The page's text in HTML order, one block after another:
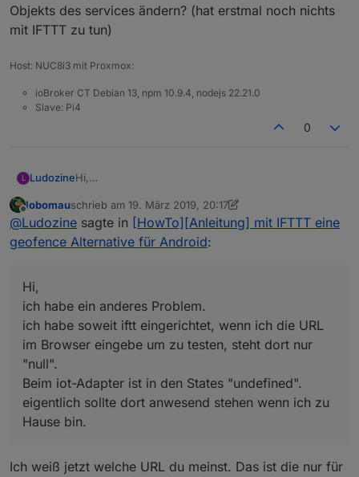
Objekts des services ändern? (hat erstmal noch nichts
mit IFTTT zu tun)
Host: NUC8i3 mit Proxmox:
ioBroker CT Debian 13, npm 10.9.4, nodejs 22.21.0
Slave: Pi4
0
L LudozineHi,
ich habe soweit iftt eingerichtet, wenn ich die URL im
Browser eingebe um zu testen, steht dort nur "null".
Beim iot-Adapter ist in den States "undefined".
Offline
lobomauschrieb am 19. März 2019, 20:17
zuletzt editiert von lobomau
@Ludozine sagte in [HowTo][Anleitung] mit IFTTT eine
geofence Alternative für Android:
Hi,
ich habe ein anderes Problem.
ich habe soweit iftt eingerichtet, wenn ich die URL
im Browser eingebe um zu testen, steht dort nur
"null".
Beim iot-Adapter ist in den States "undefined".
eigentlich sollte dort anwesend stehen wenn ich zu
Hause bin.
Ich weiß jetzt welche URL du meinst. Das ist die nur für